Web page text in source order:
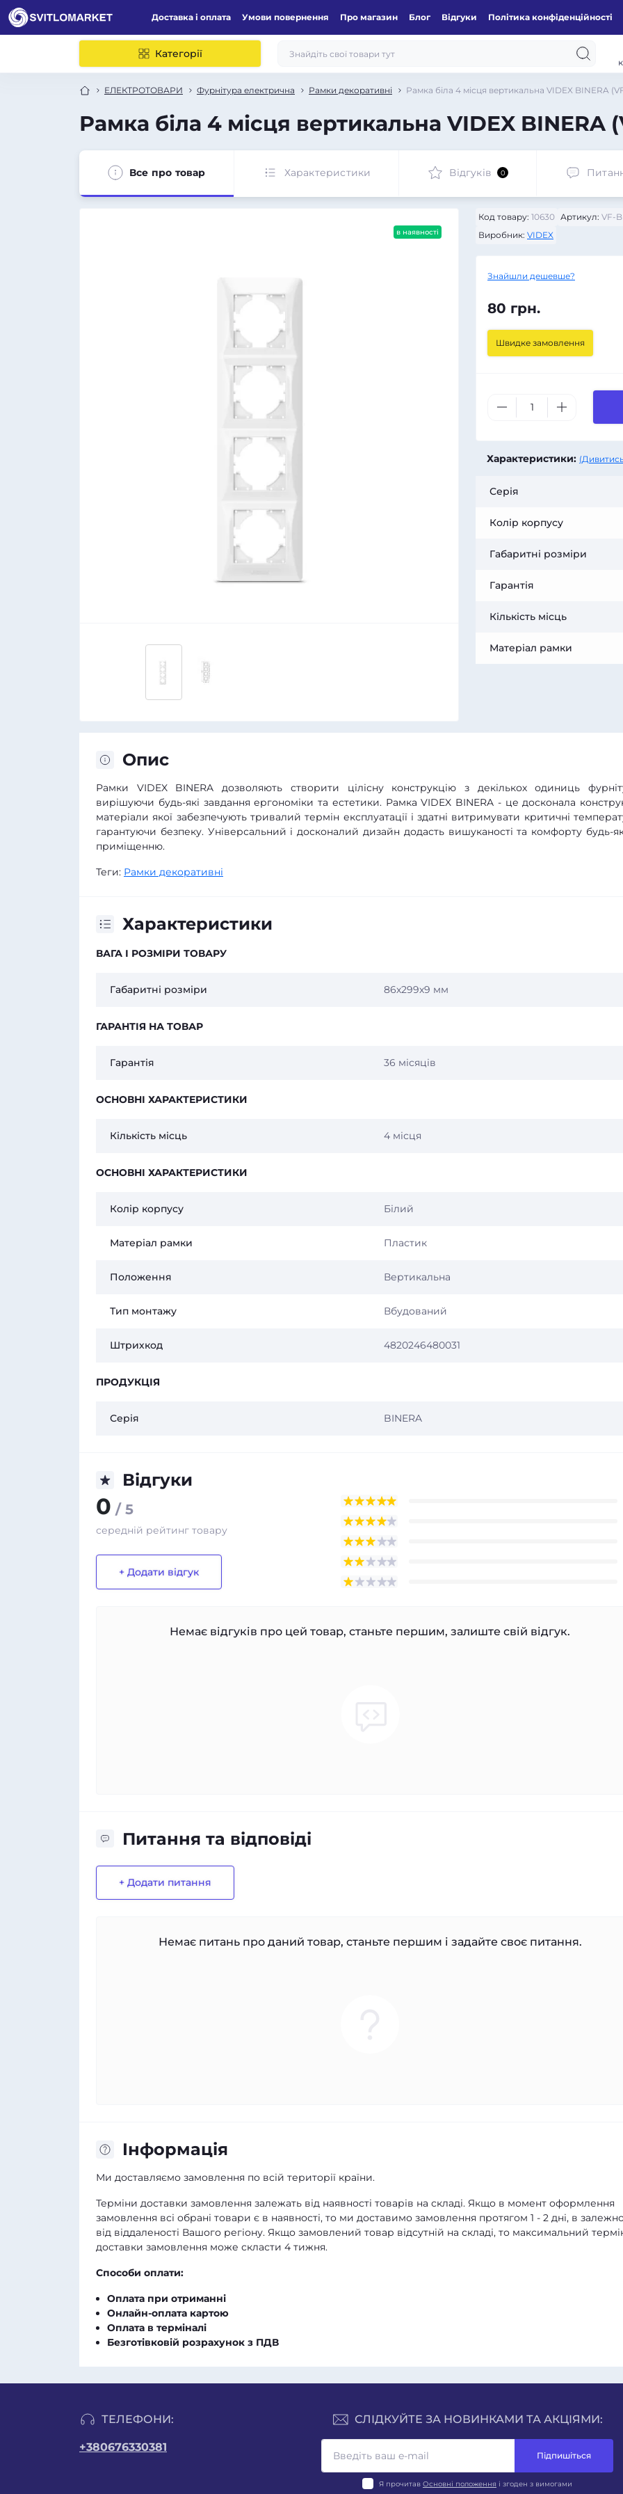
Доставка і оплата Умови повернення Про магазин Блог Відгуки Політика конфіденційності
Категорії
ЕЛЕКТРОТОВАРИ Фурнітура електрична Рамки декоративні Рамка біла 4 місця вертикальна VIDEX BINERA
Рамка біла 4 місця вертикальна VIDEX BINERA
Все про товар Характеристики Відгуків 0
в наявності
Код товару: 10630 Артикул: VF-
Виробник: VIDEX
Знайшли дешевше?
80 грн.
Швидке замовлення
Характеристики:
Серія
Колір корпусу
Габаритні розміри
Гарантія
Кількість місць
Матеріал рамки
Опис
Рамки VIDEX BINERA дозволяють створити цілісну конструкцію з декількох одиниць
вирішуючи будь-які завдання ергономіки та естетики. Рамка VIDEX BINERA - це досконала
матеріали якої забезпечують тривалий термін експлуатації і здатні витримувати критичні
гарантуючи безпеку. Універсальний і досконалий дизайн додасть вишуканості та комфорту будь-
приміщенню.
Теги: Рамки декоративні
Характеристики
ВАГА І РОЗМІРИ ТОВАРУ
Габаритні розміри 86х299х9 мм
ГАРАНТІЯ НА ТОВАР
Гарантія 36 місяців
ОСНОВНІ ХАРАКТЕРИСТИКИ
Кількість місць 4 місця
ОСНОВНІ ХАРАКТЕРИСТИКИ
Колір корпусу Білий
Матеріал рамки Пластик
Положення Вертикальна
Тип монтажу Вбудований
Штрихкод 4820246480031
ПРОДУКЦІЯ
Серія BINERA
Відгуки
0 / 5
середній рейтинг товару
+ Додати відгук
Немає відгуків про цей товар, станьте першим, залиште свій відгук.
Питання та відповіді
+ Додати питання
Немає питань про даний товар, станьте першим і задайте своє питання.
Iнформація
Ми доставляємо замовлення по всій території країни.
Терміни доставки замовлення залежать від наявності товарів на складі. Якщо в момент оформлення
замовлення всі обрані товари є в наявності, то ми доставимо замовлення протягом 1 - 2 дні, в
від віддаленості Вашого регіону. Якщо замовлений товар відсутній на складі, то максимальний
доставки замовлення може скласти 4 тижня.
Способи оплати:
Оплата при отриманні
Онлайн-оплата картою
Оплата в терміналі
Безготівковій розрахунок з ПДВ
ТЕЛЕФОНИ:
+380676330381
СЛІДКУЙТЕ ЗА НОВИНКАМИ ТА АКЦІЯМИ:
Підпишіться
Я прочитав Основні положення і згоден з вимогами